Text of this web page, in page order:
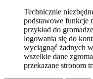
Technicznie
podstawowe funkcje
przykład do
logowania się do
wyciągnąć żadnych
wszelkie dane
przekazane stronom